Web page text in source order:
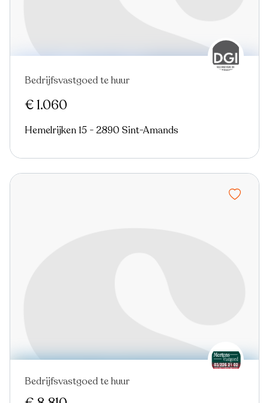
Bedrijfsvastgoed te huur
€ 1.060
Hemelrijken 15 - 2890 Sint-Amands
Bedrijfsvastgoed te huur